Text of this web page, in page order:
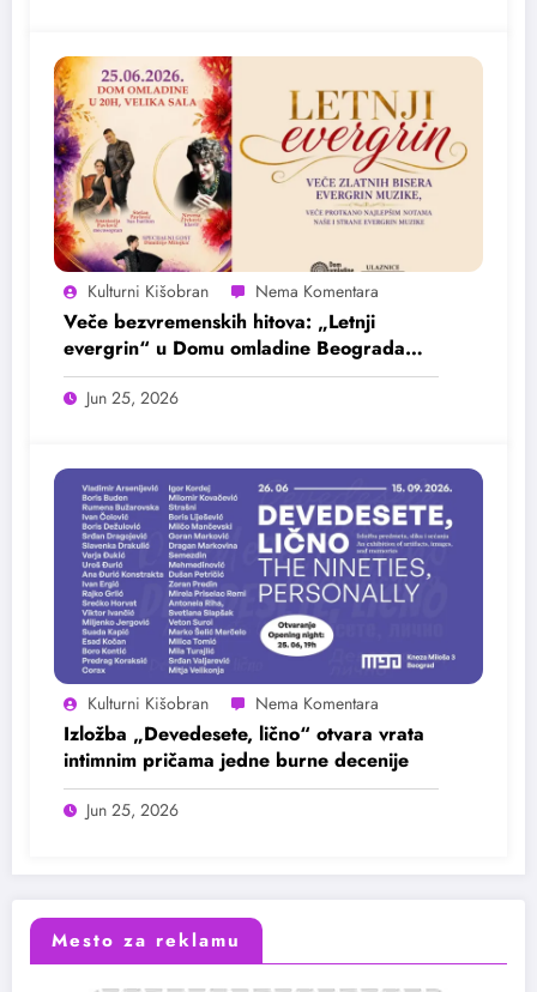
Kulturni Kišobran
Veče bezvremenskih hitova: „Letnji
evergrin“ u Domu omladine Beograda
25. juna
Jun 25, 2026
Kulturni Kišobran
Izložba „Devedesete, lično“ otvara vrata
intimnim pričama jedne burne decenije
Jun 25, 2026
Mesto za reklamu